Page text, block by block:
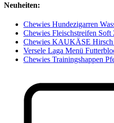
Neuheiten:
Chewies Hundezigarren
Chewies Fleischstreifen Soft
Chewies KAUKÄSE
Versele Laga Menü
Chewies Trainingshappen